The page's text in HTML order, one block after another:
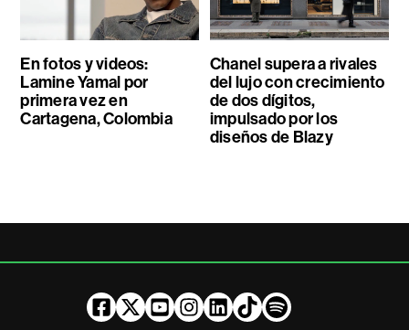
En fotos y videos:
Lamine Yamal por
primera vez en
Cartagena, Colombia
Chanel supera a rivales
del lujo con crecimiento
de dos dígitos,
impulsado por los
diseños de Blazy